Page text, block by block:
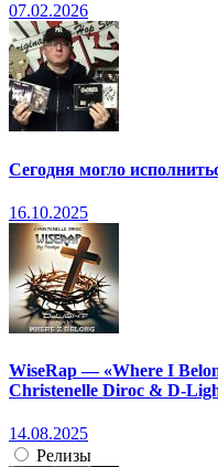
07.02.2026
Сегодня могло
16.10.2025
WiseRap — «Where I
Christenelle Diroc & D-
14.08.2025
Релизы